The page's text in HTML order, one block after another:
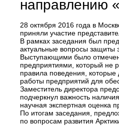
направлению
28 октября 2016 года в
приняли участие
В рамках заседания был
актуальные вопросы защиты
Выступающими было
предприятиями, который не
правила поведения, которые
работы предприятий для
Заместитель директора
подчеркнул важность
научная экспертная оценка
По итогам заседания,
по вопросам развития